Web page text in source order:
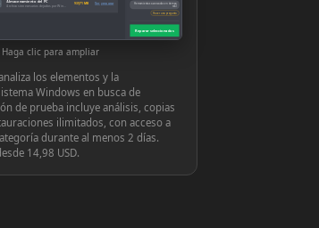
Archivos innecesarios dejados por Windows o las aplicaciones
939,71 MB Ver y reparar Herramientas avanzadas en tiempo
real
Hacer una pregunta
Reparar seleccionados
Haga clic para ampliar
los elementos y la
Windows en busca de
de prueba incluye análisis, copias
ilimitados, con acceso a
durante al menos 2 días.
14,98 USD.